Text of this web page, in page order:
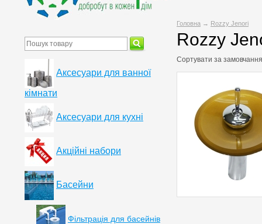
Головна → Rozzy Jenori
Rozzy
Сортувати за
Аксесуари для ванної
кімнати
Аксесуари для кухні
Акційні набори
Басейни
Фільтрація для басейнів